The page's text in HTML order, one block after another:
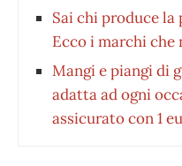
Sai chi produce la
Ecco i marchi che
Mangi e piangi di
adatta ad ogni
assicurato con 1